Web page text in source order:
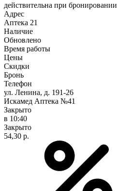
действительна при бронировании
Адрес
Аптека 21
Наличие
Обновлено
Время работы
Цены
Скидки
Бронь
Телефон
ул. Ленина, д. 191-26
Искамед Аптека №41
Закрыто
в 10:40
Закрыто
54,30 р.